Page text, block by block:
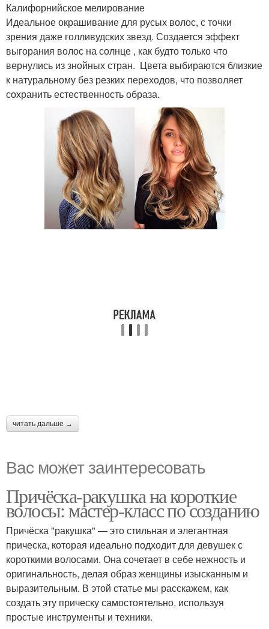
Калифорнийское мелирование
Идеальное окрашивание для русых волос, с точки
зрения даже голливудских звезд. Создается эффект
выгорания волос на солнце , как будто только что
вернулись из знойных стран. Цвета выбираются близкие
к натуральному без резких переходов, что позволяет
сохранить естественность образа.
читать дальше →
Вас может заинтересовать
Причёска-ракушка на короткие
волосы: мастер-класс по созданию
Причёска "ракушка" — это стильная и элегантная
прическа, которая идеально подходит для девушек с
короткими волосами. Она сочетает в себе нежность и
оригинальность, делая образ женщины изысканным и
выразительным. В этой статье мы расскажем, как
создать эту прическу самостоятельно, используя
простые инструменты и техники.